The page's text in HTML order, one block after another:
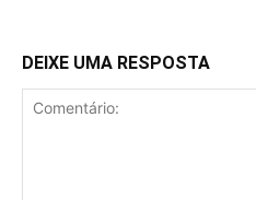
DEIXE UMA RESPOSTA